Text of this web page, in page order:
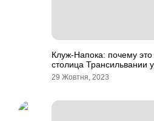
Клуж-Напока: почему
столица Трансильвании
29 Жовтня, 2023